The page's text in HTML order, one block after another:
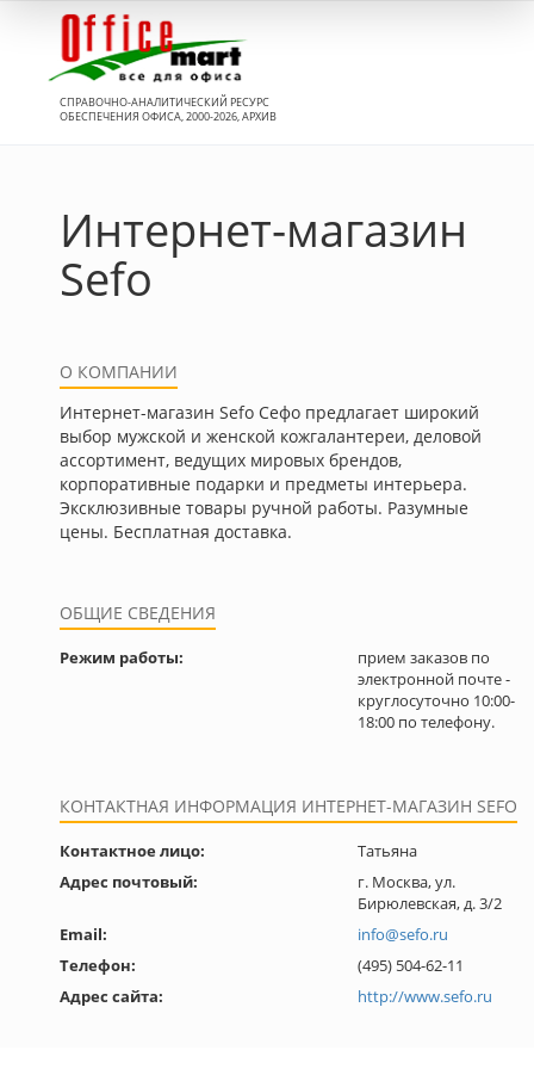
СПРАВОЧНО-АНАЛИТИЧЕСКИЙ РЕСУРС
ОБЕСПЕЧЕНИЯ ОФИСА, 2000-2026, АРХИВ
Интернет-магазин
Sefo
О КОМПАНИИ
Интернет-магазин Sefo Сефо предлагает широкий
выбор мужской и женской кожгалантереи, деловой
ассортимент, ведущих мировых брендов,
корпоративные подарки и предметы интерьера.
Эксклюзивные товары ручной работы. Разумные
цены. Бесплатная доставка.
ОБЩИЕ СВЕДЕНИЯ
Режим работы:
прием заказов по
электронной почте -
круглосуточно 10:00-
18:00 по телефону.
КОНТАКТНАЯ ИНФОРМАЦИЯ ИНТЕРНЕТ-МАГАЗИН SEFO
Контактное лицо:
Татьяна
Адрес почтовый:
г. Москва, ул.
Бирюлевская, д. 3/2
Email:
info@sefo.ru
Телефон:
(495) 504-62-11
Адрес сайта:
http://www.sefo.ru